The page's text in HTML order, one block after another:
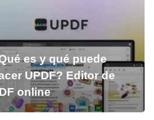
es y qué puede
UPDF? Editor de
online